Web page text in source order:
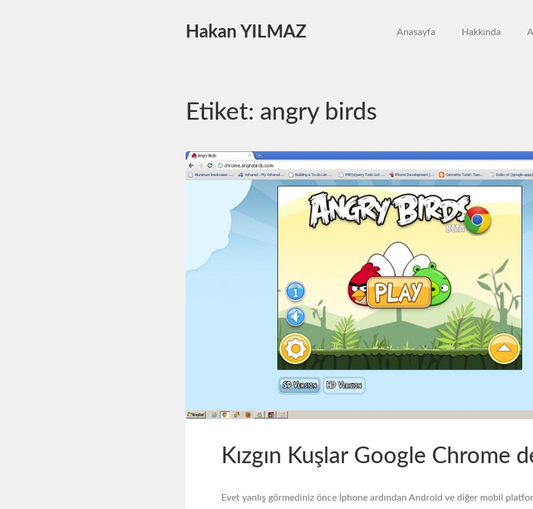
Hakan YILMAZ Anasayfa Hakkında
Etiket: angry birds
Kızgın Kuşlar Google Chrome
Evet yanlış görmediniz önce İphone ardından Android ve diğer mobil